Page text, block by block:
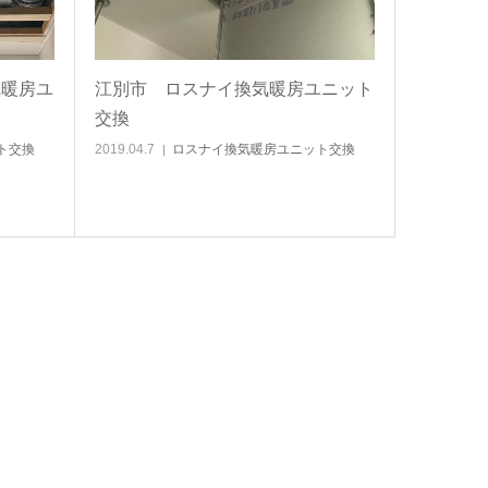
房ユ
交換
江別市 ロスナイ換気暖房ユニット
交換
2019.04.7 ロスナイ換気暖房ユニット交換